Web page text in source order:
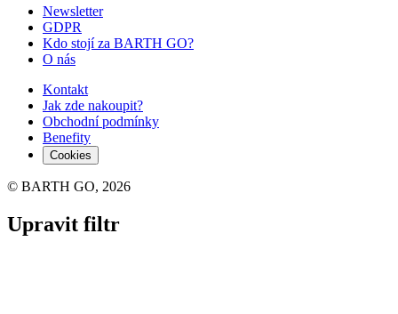
Newsletter
GDPR
Kdo stojí za BARTH GO?
O nás
Kontakt
Jak zde nakoupit?
Obchodní podmínky
Benefity
Cookies
© BARTH GO, 2026
Upravit filtr